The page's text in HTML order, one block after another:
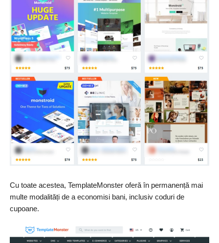
Cu toate acestea, TemplateMonster oferă în permanență mai
multe modalități de a economisi bani, inclusiv coduri de
cupoane.